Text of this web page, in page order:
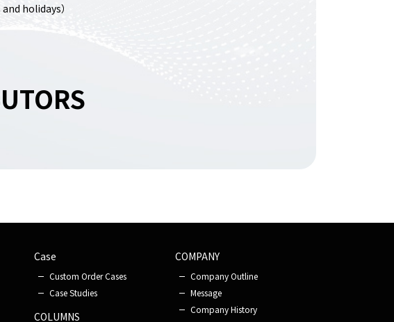
holidays）
Case
Custom Order Cases
Case Studies
COLUMNS
COMPANY
Company Outline
Message
Company History